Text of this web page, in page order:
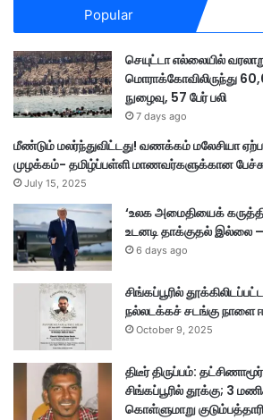
Popular
செயுட்டா எல்லையில்
மொராக்கோவிலிருந்து
நுழைவு, 57 பேர் பலி
7 days ago
மீண்டும் மலர்ந்துவிட்டது! வணக்கம் மலேசியா
முழக்கம்- தமிழ்ப்பள்ளி மாணவர்களுக்கான
July 15, 2025
‘உலக அமைதியைக்
உடனடி தாக்குதல் இல்லை
6 days ago
சிங்கப்பூரில்
நல்லடக்கச் சடங்கு நாளை
October 9, 2025
திடீர் திருப்பம்:
சிங்கப்பூரில் தூக்கு; 3
கொள்ளுமாறு